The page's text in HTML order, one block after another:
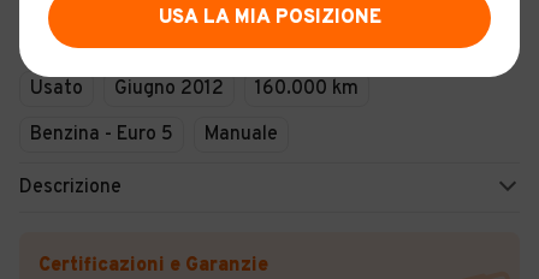
Usato Giugno 2012
160.000 km
Benzina - Euro 5
Manuale
Descrizione
Certificazioni e Garanzie
USA LA MIA POSIZIONE